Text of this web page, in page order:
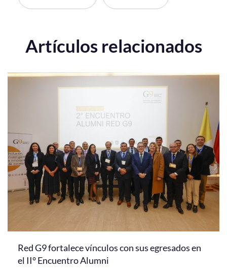
Artículos relacionados
Red G9 fortalece vínculos con sus egresados en
el II° Encuentro Alumni